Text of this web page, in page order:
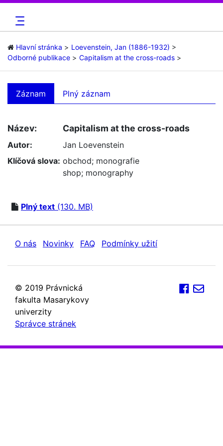
Hlavní stránka
Loevenstein, Jan (1886-1932)
Odborné publikace
Capitalism at the cross-roads
Záznam Plný záznam
Název: Capitalism at the cross-roads
Autor:
Jan Loevenstein
Klíčová slova: obchod; monografie
shop; monography
Plný text (130. MB)
O nás Novinky FAQ Podmínky užití
© 2019 Právnická
fakulta Masarykovy
univerzity
Správce stránek